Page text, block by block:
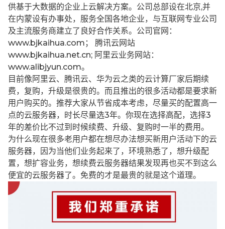
供基于大数据的企业上云解决方案。公司总部设在北京,并
在内蒙设有办事处，服务全国各地企业，与互联网专业公司
及主流服务商建立了良好合作关系。公司官网：
www.bjkaihua.com； 腾讯云网站
www.bjkaihua.net.cn; 阿里云业务网站：
www.alibjyun.com。
目前像阿里云、腾讯云、华为云之类的云计算厂家后期续
费，复购，升级是很贵的。而且推出的很多活动都是要求新
用户购买的。推荐大家从节省成本考虑，尽量买的配置高一
点的云服务器，时长尽量选3年。你现在选择高配，选择3
年的差价比不过到时候续费、升级、复购时一半的费用。
为什么现在很多老用户都在想尽办法想买新用户活动下的云
服务器，因为当他们业务起来了，环境熟悉了，想升级配
置，想扩容业务，想续费云服务器结果发现再也买不到这么
便宜的云服务器了。免费的才是最贵的就是这个道理。